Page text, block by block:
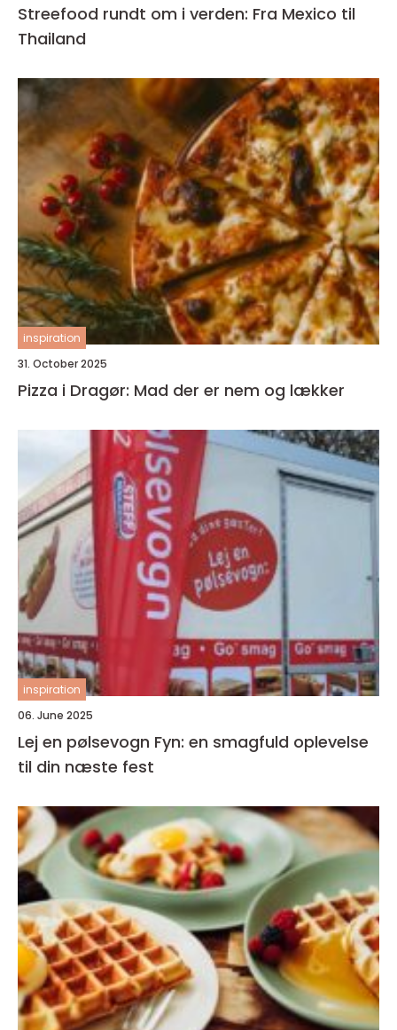
Streefood rundt om i verden: Fra Mexico til
Thailand
inspiration
31. October 2025
Pizza i Dragør: Mad der er nem og lækker
inspiration
06. June 2025
Lej en pølsevogn Fyn: en smagfuld oplevelse
til din næste fest